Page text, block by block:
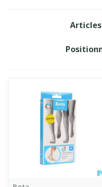
Articles
Trier par: